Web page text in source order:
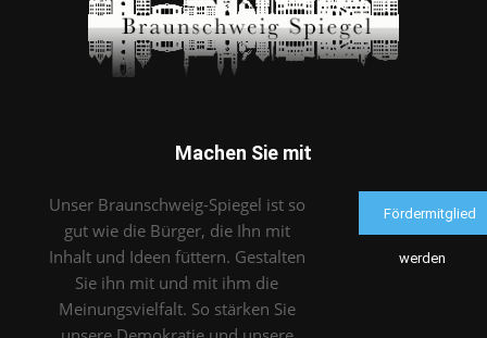
Machen Sie mit
Unser Braunschweig-Spiegel ist so
gut wie die Bürger, die Ihn mit
Inhalt und Ideen füttern. Gestalten
Sie ihn mit und mit ihm die
Meinungsvielfalt. So stärken Sie
Fördermitglied
werden